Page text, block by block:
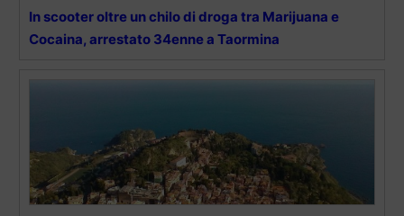
In scooter oltre un chilo di droga tra Marijuana e
Cocaina, arrestato 34enne a Taormina